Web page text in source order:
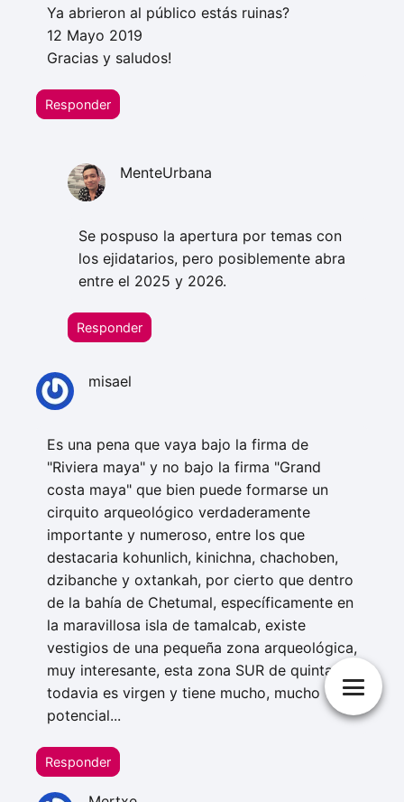
Ya abrieron al público estás ruinas?
12 Mayo 2019
Gracias y saludos!
Responder
MenteUrbana
Se pospuso la apertura por temas con
los ejidatarios, pero posiblemente abra
entre el 2025 y 2026.
Responder
misael
Es una pena que vaya bajo la firma de
"Riviera maya" y no bajo la firma "Grand
costa maya" que bien puede formarse un
cirquito arqueológico verdaderamente
importante y numeroso, entre los que
destacaria kohunlich, kinichna, chachoben,
dzibanche y oxtankah, por cierto que dentro
de la bahía de Chetumal, específicamente en
la maravillosa isla de tamalcab, existe
vestigios de una pequeña zona arqueológica,
muy interesante, esta zona SUR de quintana
todavia es virgen y tiene mucho, mucho
potencial...
Responder